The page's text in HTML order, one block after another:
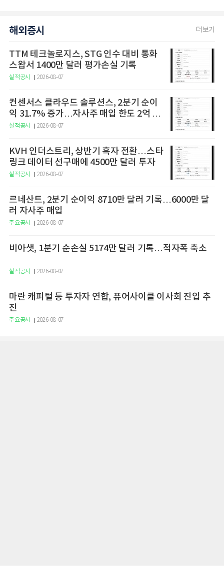
해외증시 더보기
TTM 테크놀로지스, STG 인수 대비 통화
스왑서 1400만 달러 평가손실 기록
실적공시 2026-08-07
컨센서스 클라우드 솔루션스, 2분기 순이
익 31.7% 증가…자사주 매입 한도 2억 달
러로 확대
실적공시 2026-08-07
KVH 인더스트리, 상반기 흑자 전환…스타
링크 데이터 선구매에 4500만 달러 투자
실적공시 2026-08-07
르네산트, 2분기 순이익 8710만 달러 기록…6000만 달
러 자사주 매입
주요공시 2026-08-07
비아샛, 1분기 순손실 5174만 달러 기록…적자폭 축소
실적공시 2026-08-07
마란 캐피털 등 투자자 연합, 퓨어사이클 이사회 진입 추
진
주요공시 2026-08-07